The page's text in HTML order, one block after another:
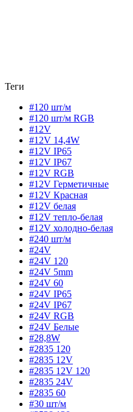
Теги
#120 шт/м
#120 шт/м RGB
#12V
#12V 14,4W
#12V IP65
#12V IP67
#12V RGB
#12V Герметичные
#12V Красная
#12V белая
#12V тепло-белая
#12V холодно-белая
#240 шт/м
#24V
#24V 120
#24V 5mm
#24V 60
#24V IP65
#24V IP67
#24V RGB
#24V Белые
#28,8W
#2835 120
#2835 12V
#2835 12V 120
#2835 24V
#2835 60
#30 шт/м